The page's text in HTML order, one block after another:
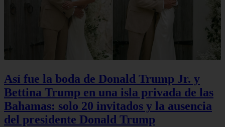
Así fue la boda de Donald Trump Jr. y
Bettina Trump en una isla privada de las
Bahamas: solo 20 invitados y la ausencia
del presidente Donald Trump